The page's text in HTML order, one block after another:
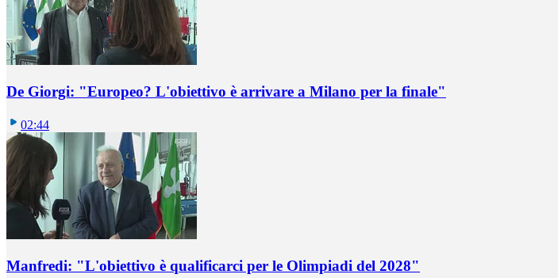
De Giorgi: "Europeo? L'obiettivo è arrivare a Milano per la finale"
02:44
Manfredi: "L'obiettivo è qualificarci per le Olimpiadi del 2028"